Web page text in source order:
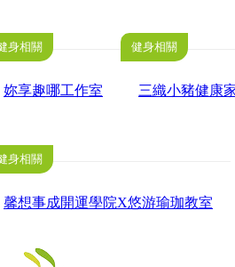
身相關
妳享趣哪工作室
健身相關
三織小豬健康
身相關
馨想事成開運學院X悠游瑜珈教室